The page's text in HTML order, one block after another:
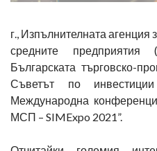
г., Изпълнителната агенция
средните
Българската търговско-
Съветът по
Международна
МСП – SIMExpo 2021”.